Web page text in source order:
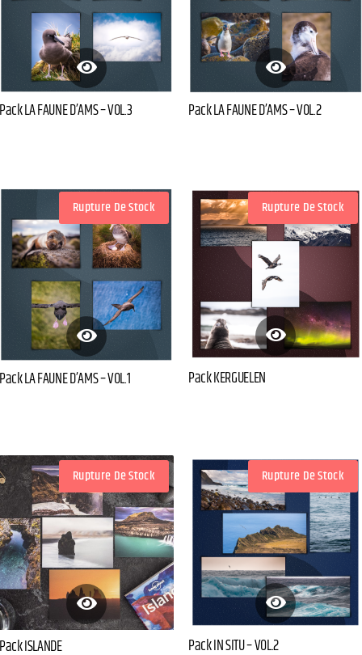
Pack LA FAUNE D’AMS – VOL.3 Pack LA FAUNE D’AMS – VOL.2
Rupture De Stock
Pack LA FAUNE D’AMS – VOL.1
Rupture De Stock
Pack KERGUELEN
Rupture De Stock
Pack ISLANDE
Rupture De Stock
Pack IN SITU – VOL.2